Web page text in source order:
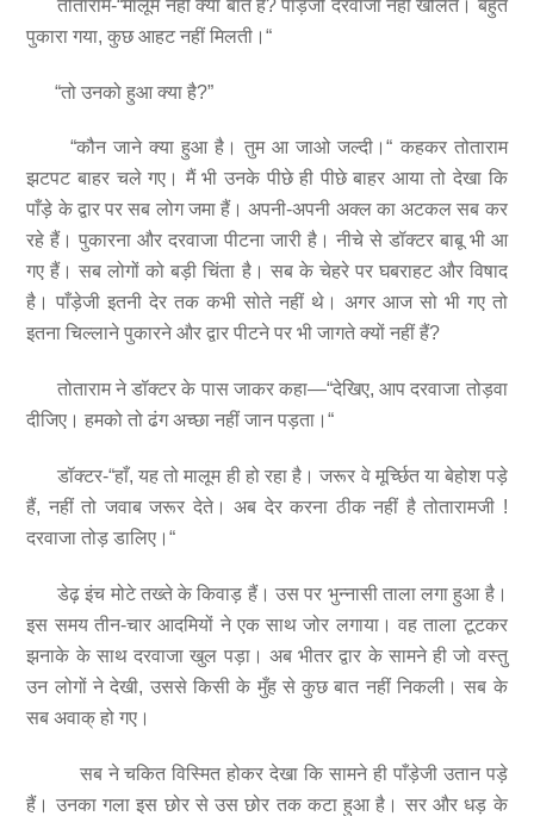
तोताराम-“मालूम नहीं क्या बात है? पाँड़ेजी दरवाजा नहीं खोलते। बहुत
पुकारा गया, कुछ आहट नहीं मिलती।“
“तो उनको हुआ क्या है?”
“कौन जाने क्या हुआ है। तुम आ जाओ जल्दी।“ कहकर तोताराम
झटपट बाहर चले गए। मैं भी उनके पीछे ही पीछे बाहर आया तो देखा कि
पाँड़े के द्वार पर सब लोग जमा हैं। अपनी-अपनी अक्ल का अटकल सब कर
रहे हैं। पुकारना और दरवाजा पीटना जारी है। नीचे से डॉक्टर बाबू भी आ
गए हैं। सब लोगों को बड़ी चिंता है। सब के चेहरे पर घबराहट और विषाद
है। पाँड़ेजी इतनी देर तक कभी सोते नहीं थे। अगर आज सो भी गए तो
इतना चिल्लाने पुकारने और द्वार पीटने पर भी जागते क्यों नहीं हैं?
तोताराम ने डॉक्टर के पास जाकर कहा—“देखिए, आप दरवाजा तोड़वा
दीजिए। हमको तो ढंग अच्छा नहीं जान पड़ता।“
डॉक्टर-“हाँ, यह तो मालूम ही हो रहा है। जरूर वे मूर्च्छित या बेहोश पड़े
हैं, नहीं तो जवाब जरूर देते। अब देर करना ठीक नहीं है तोतारामजी !
दरवाजा तोड़ डालिए।“
डेढ़ इंच मोटे तख्ते के किवाड़ हैं। उस पर भुन्नासी ताला लगा हुआ है।
इस समय तीन-चार आदमियों ने एक साथ जोर लगाया। वह ताला टूटकर
झनाके के साथ दरवाजा खुल पड़ा। अब भीतर द्वार के सामने ही जो वस्तु
उन लोगों ने देखी, उससे किसी के मुँह से कुछ बात नहीं निकली। सब के
सब अवाक् हो गए।
सब ने चकित विस्मित होकर देखा कि सामने ही पाँड़ेजी उतान पड़े
हैं। उनका गला इस छोर से उस छोर तक कटा हुआ है। सर और धड़ के